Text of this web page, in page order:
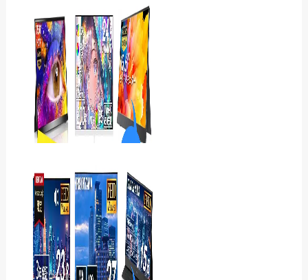
Acer Nitro
ED270W0bmiipxをレ
ビュー｜240Hzの滑らかさ
と湾曲画…
iiyama ProLite
XB3294UHSCP-B1Jレ
ビュー 31.5型4KとU…